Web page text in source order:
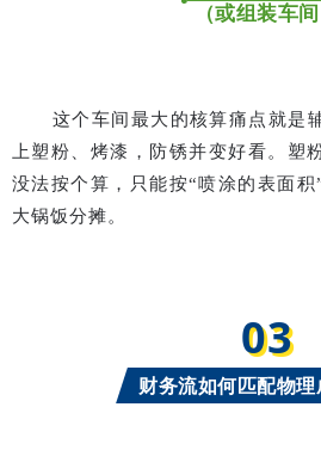
（或组装车间
这个车间最大的核算痛点就是
上塑粉、烤漆，防锈并变好看。塑
没法按个算，只能按“喷涂的表面积
大锅饭分摊。
03
财务流如何匹配物理